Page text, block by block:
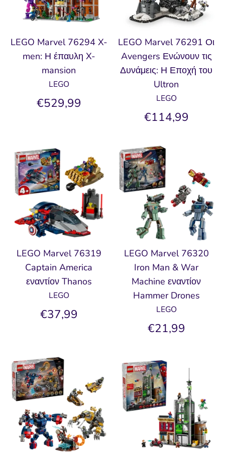
LEGO Marvel 76294 X-
men: Η έπαυλη X-
mansion
LEGO
€529,99
LEGO Marvel 76291 Οι
Avengers Ενώνουν τις
Δυνάμεις: Η Εποχή του
Ultron
LEGO
€114,99
LEGO Marvel 76319
Captain America
εναντίον Thanos
LEGO
€37,99
LEGO Marvel 76320
Iron Man & War
Machine εναντίον
Hammer Drones
LEGO
€21,99